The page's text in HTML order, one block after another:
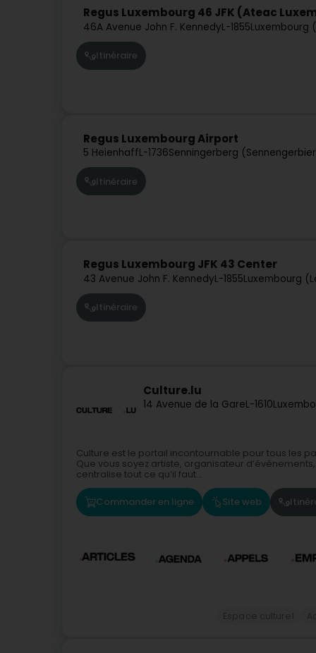
Regus Luxembourg 46 JFK (Ateac
46A Avenue John F. KennedyL-1855Luxembourg
Itinéraire
Regus Luxembourg Airport
5 HeienhaffL-1736Senningerberg
Itinéraire
Regus Luxembourg JFK 43 Center
43 Avenue John F. KennedyL-1855Luxembourg
Itinéraire
Culture.lu
14 Avenue de la GareL-1610
Culture est le portail incontournable pour tous les
Que vous soyez artiste, organisateur
centralise tout ce qu’il faut...
Commander en ligne Site web